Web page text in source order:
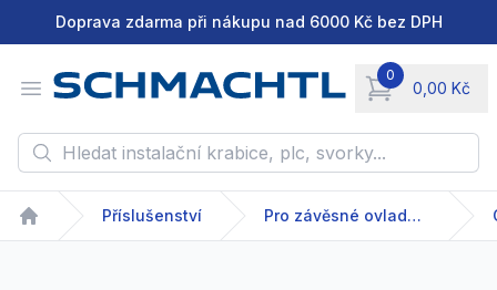
Doprava zdarma při nákupu nad 6000 Kč bez DPH
Open menu
0
0,00 Kč
items in cart,
Hledat instalační krabice, plc, svorky...
Home
Příslušenství Pro závěsné ovladače